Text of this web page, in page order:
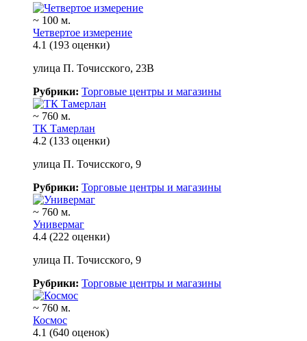
~ 100 м.
Четвертое измерение
4.1 (193 оценки)
улица П. Точисского, 23В
Рубрики: Торговые центры и магазины
~ 760 м.
ТК Тамерлан
4.2 (133 оценки)
улица П. Точисского, 9
Рубрики: Торговые центры и магазины
~ 760 м.
Универмаг
4.4 (222 оценки)
улица П. Точисского, 9
Рубрики: Торговые центры и магазины
~ 760 м.
Космос
4.1 (640 оценок)